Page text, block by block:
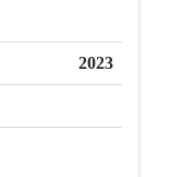
2023